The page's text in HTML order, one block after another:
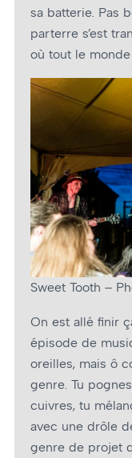
sa batterie. Pas
parterre s’est
où tout le monde
Sweet Tooth –
On est allé finir
épisode de
oreilles, mais ô
genre. Tu
cuivres, tu
avec une drôle
genre de projet